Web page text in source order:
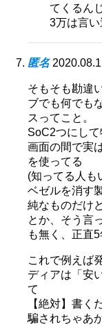
てくるん
3万は言
匿名
そもそも勘違
ブでも何でも
スってこと。
SoC2つにし
画面の間で実
を使ってる
(知ってる人も
ベゼルを消す
純なものだけ
とか、そう言
も無く、正直
これで例えば
ディアは「安
て
【絶対】書く
騙されちゃあ